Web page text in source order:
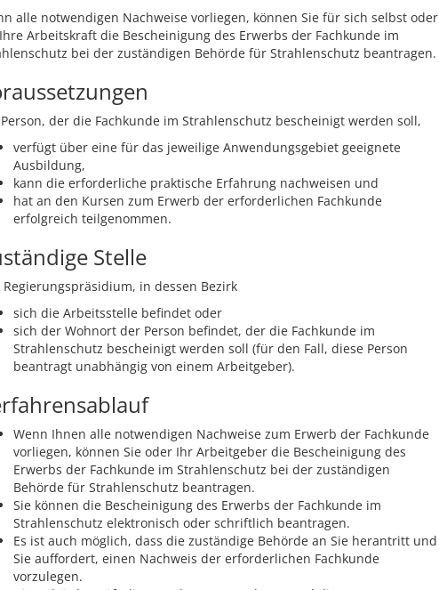
alle notwendigen Nachweise vorliegen, können Sie für sich selbst oder
Arbeitskraft die Bescheinigung des Erwerbs der Fachkunde im
bei der zuständigen Behörde für Strahlenschutz beantragen.
der die Fachkunde im Strahlenschutz bescheinigt werden soll,
verfügt über eine für das jeweilige Anwendungsgebiet geeignete
Ausbildung,
kann die erforderliche praktische Erfahrung nachweisen und
hat an den Kursen zum Erwerb der erforderlichen Fachkunde
erfolgreich teilgenommen.
Stelle
Regierungspräsidium, in dessen Bezirk
sich die Arbeitsstelle befindet oder
sich der Wohnort der Person befindet, der die Fachkunde im
Strahlenschutz bescheinigt werden soll (für den Fall, diese Person
beantragt unabhängig von einem Arbeitgeber).
Wenn Ihnen alle notwendigen Nachweise zum Erwerb der Fachkunde
vorliegen, können Sie oder Ihr Arbeitgeber die Bescheinigung des
Erwerbs der Fachkunde im Strahlenschutz bei der zuständigen
Behörde für Strahlenschutz beantragen.
Sie können die Bescheinigung des Erwerbs der Fachkunde im
Strahlenschutz elektronisch oder schriftlich beantragen.
Es ist auch möglich, dass die zuständige Behörde an Sie herantritt und
Sie auffordert, einen Nachweis der erforderlichen Fachkunde
vorzulegen.